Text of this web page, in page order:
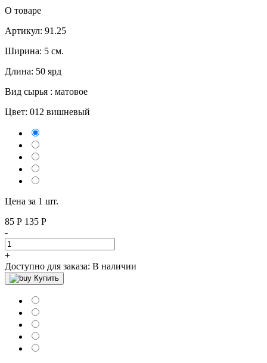
О товаре
Артикул: 91.25
Ширина: 5 см.
Длина: 50 ярд
Вид сырья : матовое
Цвет: 012 вишневый
Цена за 1 шт.
85 Р 135 P
-
+
Доступно для заказа: В наличии
Купить